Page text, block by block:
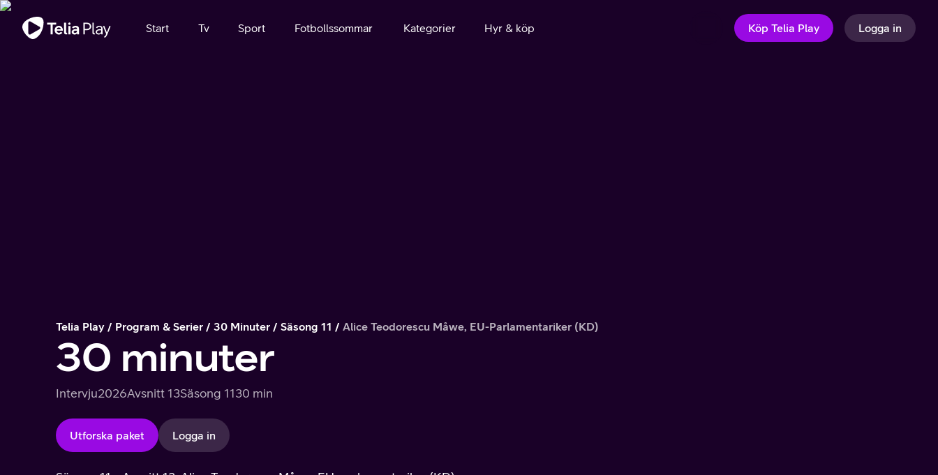
Viktigt meddelande
Start Tv Sport Fotbollssommar Kategorier Hyr & köp Köp Telia Play Logga in
Telia Play Program & Serier 30 Minuter Säsong 11 Alice Teodorescu Måwe, EU-Parlamentariker (KD)
30 minuter
Intervju2026Avsnitt 13Säsong 1130 min
Utforska paket Logga in